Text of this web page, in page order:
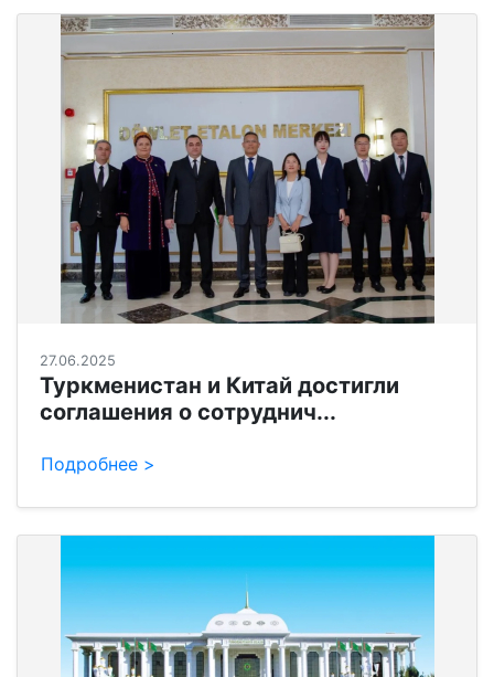
27.06.2025
Туркменистан и Китай достигли
соглашения о сотруднич...
Подробнее >